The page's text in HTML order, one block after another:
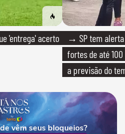
'entrega' acerto
→ SP tem
fortes de até
a previsão do
vêm seus bloqueios?